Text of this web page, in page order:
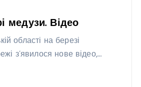
медузи. Відео
області на березі
з’явилося нове відео,…